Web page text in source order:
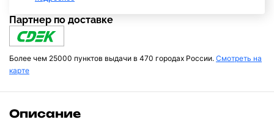
Партнер по доставке
Более чем 25000 пунктов выдачи в 470 городах России. Смотреть на
карте
Описание